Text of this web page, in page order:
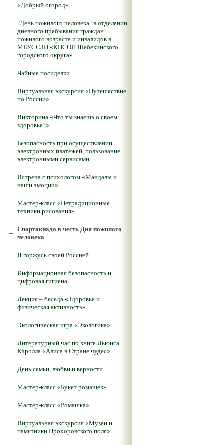
«Добрый огород»
"День пожилого человека" в отделении
дневного пребывания граждан
пожилого возраста и инвалидов в
МБУССЗН «КЦСОН Шебекинского
городского округа»
Чайные посиделки
Виртуальная экскурсия «Путешествие
по России»
Викторина «Что ты знаешь о своем
здоровье?»
Безопасность при осуществлении
электронных платежей, пользование
электронными сервисами.
Встреча с психологом «Мандалы и
наши эмоции»
Мастер-класс «Нетрадиционные
техники рисования»
Спартакиада в честь Дня пожилого
человека
Я горжусь своей Россией
Информационная безопасность и
цифровая гигиена
Лекция – беседа «Здоровье и
физическая активность»
Экологическая игра «Экологика»
Литературный час по книге Льюиса
Кэролла «Алиса в Стране чудес»
День семьи, любви и верности
Мастер-класс «Букет ромашек»
Мастер-класс «Ромашка»
Виртуальная экскурсия «Музеи и
памятники Прохоровского поля»